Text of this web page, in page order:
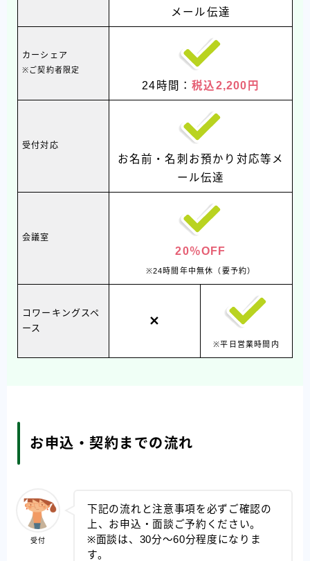
メール伝達
カーシェア
※ご契約者限定
24時間：税込2,200円
受付対応
お名前・名刺お預かり対応等メ
ール伝達
会議室
20％OFF
※24時間年中無休（要予約）
コワーキングスペ
ース
※平日営業時間内
お申込・契約までの流れ
受付
下記の流れと注意事項を必ずご確認の
上、お申込・面談ご予約ください。
※面談は、30分～60分程度になりま
す。